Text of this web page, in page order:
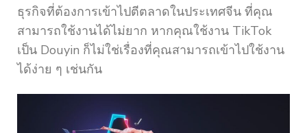
ธุรกิจที่ต้องการเข้าไปตีตลาดในประเทศจีน ที่คุณ
สามารถใช้งานได้ไม่ยาก หากคุณใช้งาน TikTok
เป็น Douyin ก็ไม่ใช่เรื่องที่คุณสามารถเข้าไปใช้งาน
ได้ง่าย ๆ เช่นกัน